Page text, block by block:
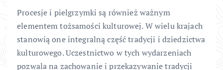
Procesje i pielgrzymki są również ważnym
elementem tożsamości kulturowej. W wielu krajach
stanowią one integralną część tradycji i dziedzictwa
kulturowego. Uczestnictwo w tych wydarzeniach
pozwala na zachowanie i przekazywanie tradycji